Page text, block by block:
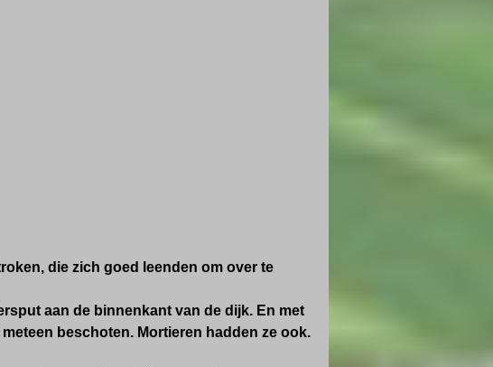
die zich goed leenden om over te
aan de binnenkant van de dijk. En met
beschoten. Mortieren hadden ze ook.